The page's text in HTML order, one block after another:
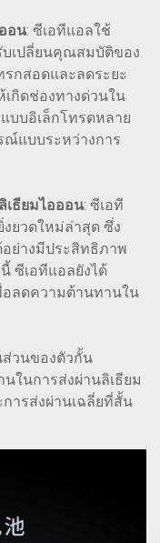
อน: ซีเอทีแอลใช้
บเปลี่ยนคุณสมบัติของ
กสอดและลดระยะ
กิดช่องทางด่วนใน
บบอิเล็กโทรดหลาย
แบบระหว่างการ
เธียมไอออน: ซีเอที
ยวดใหม่ล่าสุด ซึ่ง
ย่างมีประสิทธิภาพ
ซีเอทีแอลยังได้
อลดความต้านทานใน
ส่วนของตัวกั้น
ในการส่งผ่านลิเธียม
ารส่งผ่านเฉลี่ยที่สั้น